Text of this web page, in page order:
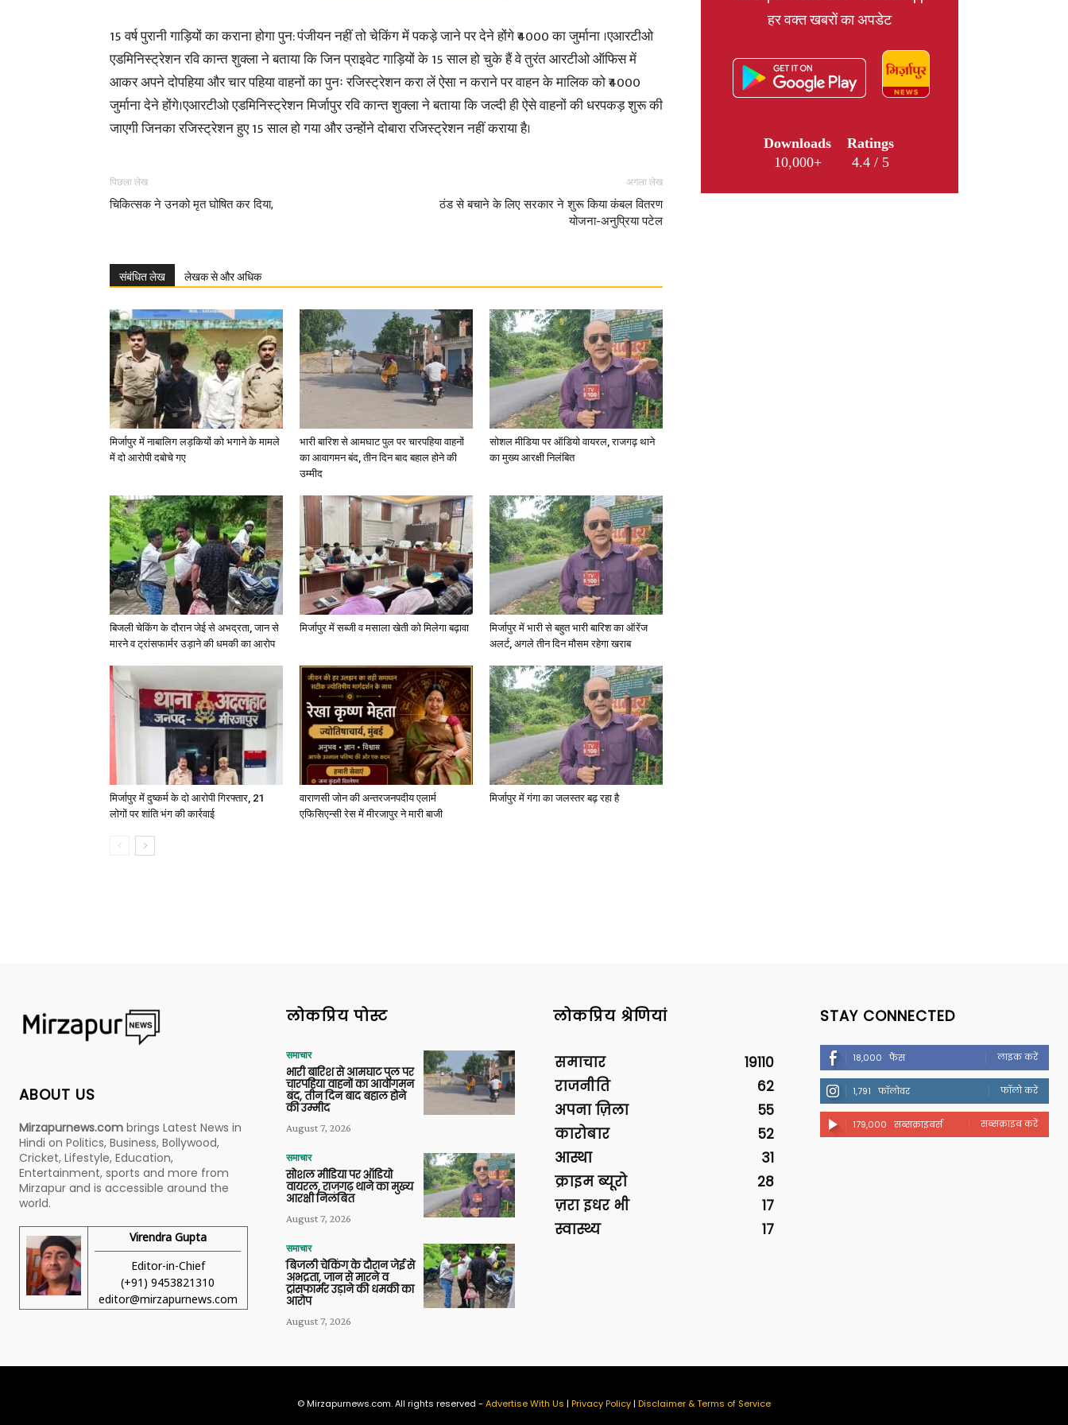
News,
Latest
in
Hindi,
Today
Hindi
15 वर्ष पुरानी गाड़ियों का कराना होगा पुन: पंजीयन नहीं तो चेकिंग में पकड़े जाने पर देने होंगे ₹4000 का जुर्माना ।एआरटीओ
एडमिनिस्ट्रेशन रवि कान्त शुक्ला ने बताया कि जिन प्राइवेट गाड़ियों के 15 साल हो चुके हैं वे तुरंत आरटीओ ऑफिस में
आकर अपने दोपहिया और चार पहिया वाहनों का पुनः रजिस्ट्रेशन करा लें ऐसा न कराने पर वाहन के मालिक को ₹4000
जुर्माना देने होंगे।एआरटीओ एडमिनिस्ट्रेशन मिर्जापुर रवि कान्त शुक्ला ने बताया कि जल्दी ही ऐसे वाहनों की धरपकड़ शुरू की
जाएगी जिनका रजिस्ट्रेशन हुए 15 साल हो गया और उन्होंने दोबारा रजिस्ट्रेशन नहीं कराया है।
पिछला लेख
चिकित्सक ने उनको मृत घोषित कर दिया,
अगला लेख
ठंड से बचाने के लिए सरकार ने शुरू किया कंबल वितरण
योजना-अनुप्रिया पटेल
संबंधित लेख लेखक से और अधिक
मिर्जापुर में नाबालिग लड़कियों को भगाने के मामले
में दो आरोपी दबोचे गए
भारी बारिश से आमघाट पुल पर चारपहिया वाहनों
का आवागमन बंद, तीन दिन बाद बहाल होने की
उम्मीद
सोशल मीडिया पर ऑडियो वायरल, राजगढ़ थाने
का मुख्य आरक्षी निलंबित
बिजली चेकिंग के दौरान जेई से अभद्रता, जान से
मारने व ट्रांसफार्मर उड़ाने की धमकी का आरोप
मिर्जापुर में सब्जी व मसाला खेती को मिलेगा बढ़ावा
मिर्जापुर में भारी से बहुत भारी बारिश का ऑरेंज
अलर्ट, अगले तीन दिन मौसम रहेगा खराब
मिर्जापुर में दुष्कर्म के दो आरोपी गिरफ्तार, 21
लोगों पर शांति भंग की कार्रवाई
वाराणसी जोन की अन्तरजनपदीय एलार्म
एफिसिएन्सी रेस में मीरजापुर ने मारी बाजी
मिर्जापुर में गंगा का जलस्तर बढ़ रहा है
हर वक्त खबरों का अपडेट
Downloads
10,000+
Ratings
4.4 / 5
ABOUT US
Mirzapurnews.com brings Latest News in
Hindi on Politics, Business, Bollywood,
Cricket, Lifestyle, Education,
Entertainment, sports and more from
Mirzapur and is accessible around the
world.
Virendra Gupta
Editor-in-Chief
(+91) 9453821310
editor@mirzapurnews.com
लोकप्रिय पोस्ट
समाचार
भारी बारिश से आमघाट पुल पर
चारपहिया वाहनों का आवागमन
बंद, तीन दिन बाद बहाल होने
की उम्मीद
August 7, 2026
समाचार
सोशल मीडिया पर ऑडियो
वायरल, राजगढ़ थाने का मुख्य
आरक्षी निलंबित
August 7, 2026
समाचार
बिजली चेकिंग के दौरान जेई से
अभद्रता, जान से मारने व
ट्रांसफार्मर उड़ाने की धमकी का
आरोप
August 7, 2026
लोकप्रिय श्रेणियां
समाचार
19110
राजनीति
62
अपना ज़िला
55
कारोबार
52
आस्था
31
क्राइम ब्यूरो
28
ज़रा इधर भी
17
स्वास्थ्य
17
STAY CONNECTED
18,000 फैंस लाइक करें
1,791 फॉलोवर फॉलो करें
179,000 सब्सक्राइबर्स सब्सक्राइब करें
© Mirzapurnews.com. All rights reserved - Advertise With Us | Privacy Policy| Disclaimer & Terms of Service